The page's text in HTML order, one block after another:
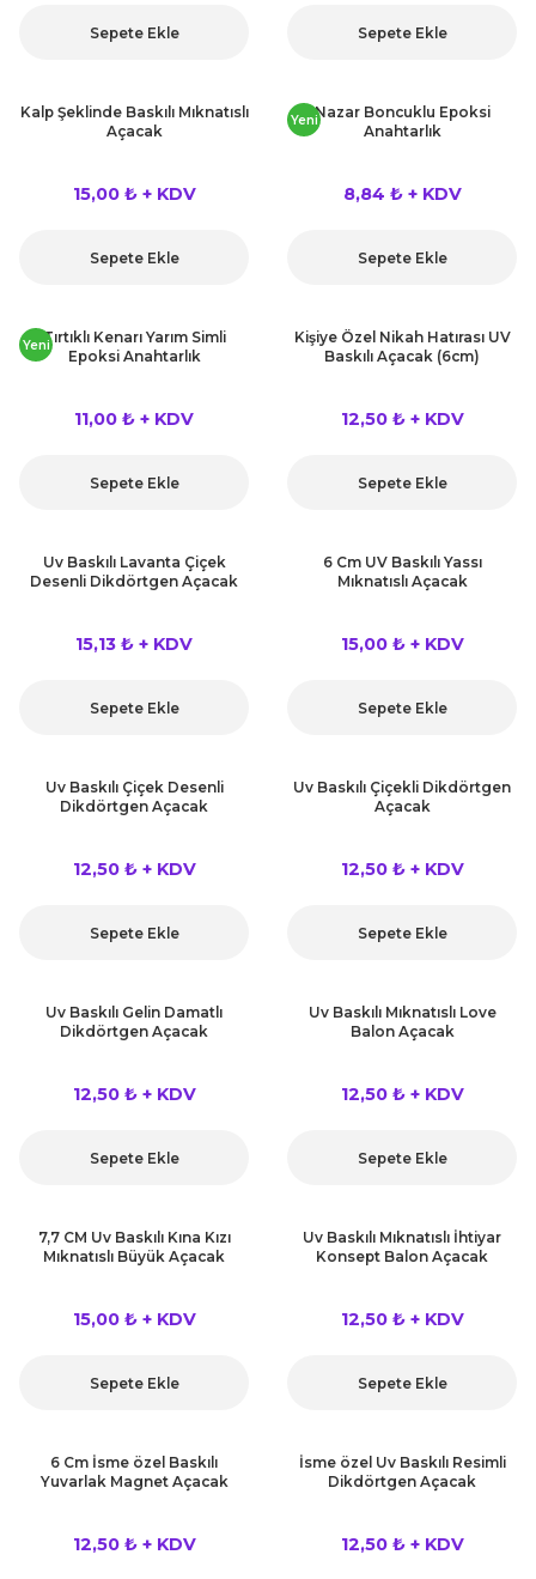
Veda Parti Malzemeleri
malzemeleri
Malzemeleri
ve Dekor Maske
Taş Baskı Ürünleri
Sepete Ekle Sepete Ekle
Kalp Şeklinde Baskılı Mıknatıslı
Açacak
15,00 ₺ + KDV
Sepete Ekle
YeniNazar Boncuklu Epoksi
Anahtarlık
8,84 ₺ + KDV
Sepete Ekle
YeniTırtıklı Kenarı Yarım Simli
Epoksi Anahtarlık
11,00 ₺ + KDV
Sepete Ekle
Kişiye Özel Nikah Hatırası UV
Baskılı Açacak (6cm)
12,50 ₺ + KDV
Sepete Ekle
Uv Baskılı Lavanta Çiçek
Desenli Dikdörtgen Açacak
15,13 ₺ + KDV
Sepete Ekle
6 Cm UV Baskılı Yassı
Mıknatıslı Açacak
15,00 ₺ + KDV
Sepete Ekle
Uv Baskılı Çiçek Desenli
Dikdörtgen Açacak
12,50 ₺ + KDV
Sepete Ekle
Uv Baskılı Çiçekli Dikdörtgen
Açacak
12,50 ₺ + KDV
Sepete Ekle
Uv Baskılı Gelin Damatlı
Dikdörtgen Açacak
12,50 ₺ + KDV
Sepete Ekle
Uv Baskılı Mıknatıslı Love
Balon Açacak
12,50 ₺ + KDV
Sepete Ekle
7,7 CM Uv Baskılı Kına Kızı
Mıknatıslı Büyük Açacak
15,00 ₺ + KDV
Sepete Ekle
Uv Baskılı Mıknatıslı İhtiyar
Konsept Balon Açacak
12,50 ₺ + KDV
Sepete Ekle
6 Cm İsme özel Baskılı
Yuvarlak Magnet Açacak
12,50 ₺ + KDV
İsme özel Uv Baskılı Resimli
Dikdörtgen Açacak
12,50 ₺ + KDV